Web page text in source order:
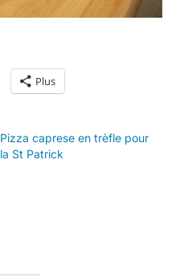
Plus
Pizza caprese en trèfle pour
la St Patrick